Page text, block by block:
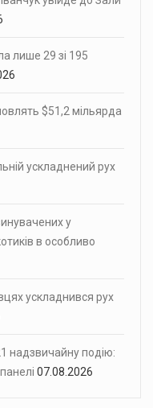
лише 29 зі 195
$51,2 мільярда
ускладнений рух
у
в особливо
ускладнився рух
надзвичайну подію:
07.08.2026